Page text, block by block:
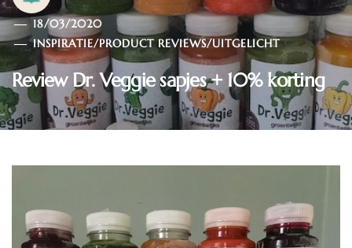
18/03/2020
INSPIRATIE/PRODUCT REVIEWS/UITGELICHT
Review Dr. Veggie sapjes + 10% korting